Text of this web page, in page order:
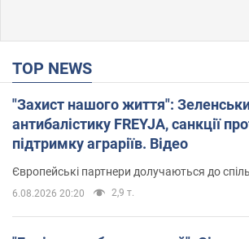
TOP NEWS
"Захист нашого життя":
антибалістику FREYJA, санкції
підтримку аграріїв. Відео
Європейські партнери долучаються до
6.08.2026 20:20 2,9 т.